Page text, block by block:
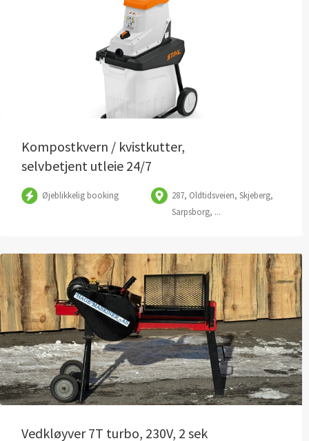
Kompostkvern / kvistkutter,
selvbetjent utleie 24/7
Øjeblikkelig booking
287, Oldtidsveien, Skjeberg,
Sarpsborg, ...
Vedkløyver 7T turbo, 230V, 2 sek